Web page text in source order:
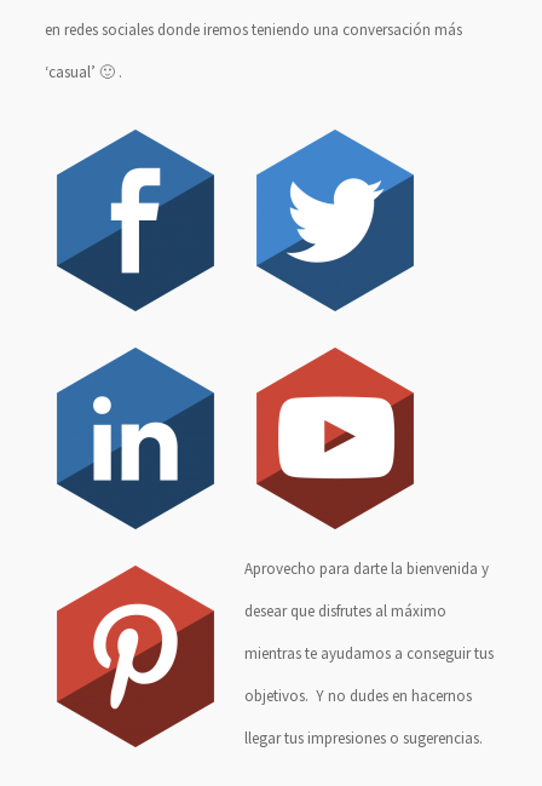
en redes sociales donde iremos teniendo una conversación más
‘casual’ 🙂 .
Aprovecho para darte la bienvenida y
desear que disfrutes al máximo
mientras te ayudamos a conseguir tus
objetivos. Y no dudes en hacernos
llegar tus impresiones o sugerencias.